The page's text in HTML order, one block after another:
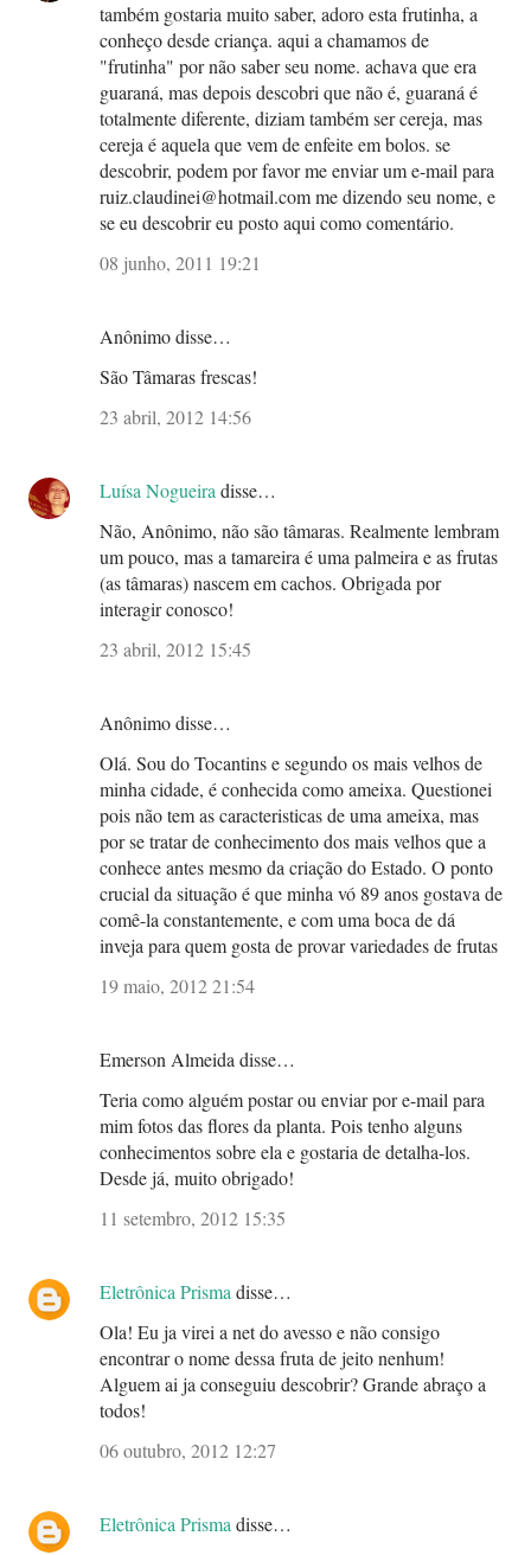
também gostaria muito saber, adoro esta frutinha, a
conheço desde criança. aqui a chamamos de
"frutinha" por não saber seu nome. achava que era
guaraná, mas depois descobri que não é, guaraná é
totalmente diferente, diziam também ser cereja, mas
cereja é aquela que vem de enfeite em bolos. se
descobrir, podem por favor me enviar um e-mail para
ruiz.claudinei@hotmail.com me dizendo seu nome, e
se eu descobrir eu posto aqui como comentário.
08 junho, 2011 19:21
Anônimo disse…
São Tâmaras frescas!
23 abril, 2012 14:56
Luísa Nogueiradisse…
Não, Anônimo, não são tâmaras. Realmente lembram
um pouco, mas a tamareira é uma palmeira e as frutas
(as tâmaras) nascem em cachos. Obrigada por
interagir conosco!
23 abril, 2012 15:45
Anônimo disse…
Olá. Sou do Tocantins e segundo os mais velhos de
minha cidade, é conhecida como ameixa. Questionei
pois não tem as caracteristicas de uma ameixa, mas
por se tratar de conhecimento dos mais velhos que a
conhece antes mesmo da criação do Estado. O ponto
crucial da situação é que minha vó 89 anos gostava de
comê-la constantemente, e com uma boca de dá
inveja para quem gosta de provar variedades de frutas
19 maio, 2012 21:54
Emerson Almeida disse…
Teria como alguém postar ou enviar por e-mail para
mim fotos das flores da planta. Pois tenho alguns
conhecimentos sobre ela e gostaria de detalha-los.
Desde já, muito obrigado!
11 setembro, 2012 15:35
Eletrônica Prismadisse…
Ola! Eu ja virei a net do avesso e não consigo
encontrar o nome dessa fruta de jeito nenhum!
Alguem ai ja conseguiu descobrir? Grande abraço a
todos!
06 outubro, 2012 12:27
Eletrônica Prismadisse…